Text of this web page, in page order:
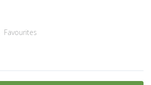
Favourites